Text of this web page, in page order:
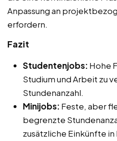
Anpassung an
erfordern.
Fazit
Studentenjobs: Hohe
Studium und Arbeit zu
Stundenanzahl.
Minijobs: Feste, aber
begrenzte
zusätzliche Einkünfte in